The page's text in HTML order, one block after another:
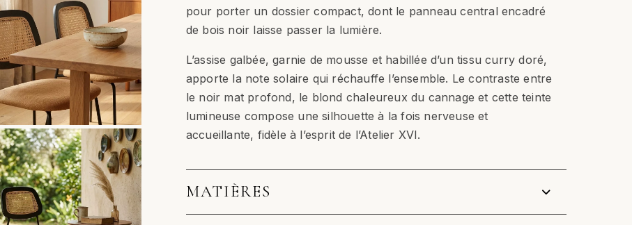
pour porter un dossier compact, dont le panneau central encadré
de bois noir laisse passer la lumière.
L’assise galbée, garnie de mousse et habillée d’un tissu curry doré,
apporte la note solaire qui réchauffe l’ensemble. Le contraste entre
le noir mat profond, le blond chaleureux du cannage et cette teinte
lumineuse compose une silhouette à la fois nerveuse et
accueillante, fidèle à l’esprit de l’Atelier XVI.
MATIÈRES